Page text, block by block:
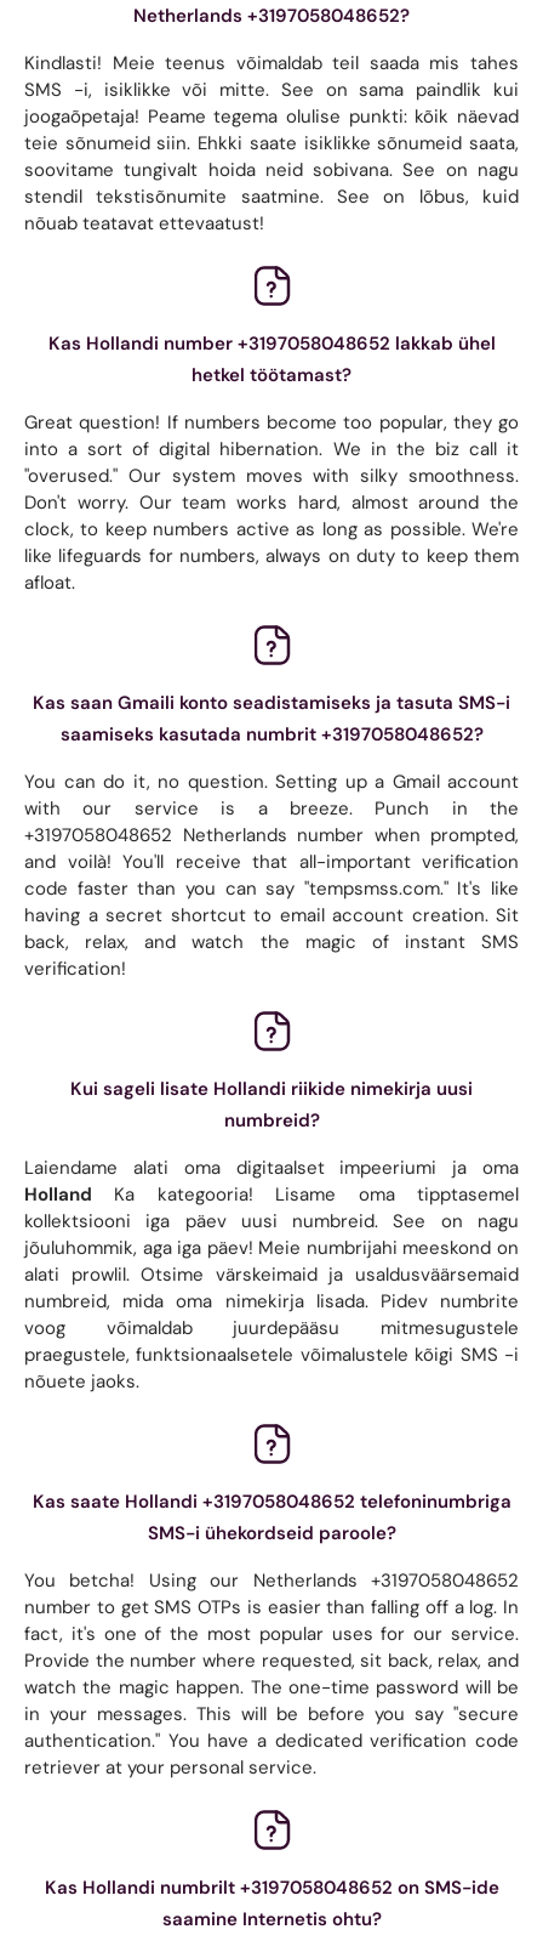
Netherlands +3197058048652?
Kindlasti! Meie teenus võimaldab teil saada mis tahes
SMS -i, isiklikke või mitte. See on sama paindlik kui
joogaõpetaja! Peame tegema olulise punkti: kõik näevad
teie sõnumeid siin. Ehkki saate isiklikke sõnumeid saata,
soovitame tungivalt hoida neid sobivana. See on nagu
stendil tekstisõnumite saatmine. See on lõbus, kuid
nõuab teatavat ettevaatust!
Kas Hollandi number +3197058048652 lakkab ühel
hetkel töötamast?
Great question! If numbers become too popular, they go
into a sort of digital hibernation. We in the biz call it
"overused." Our system moves with silky smoothness.
Don't worry. Our team works hard, almost around the
clock, to keep numbers active as long as possible. We're
like lifeguards for numbers, always on duty to keep them
afloat.
Kas saan Gmaili konto seadistamiseks ja tasuta SMS-i
saamiseks kasutada numbrit +3197058048652?
You can do it, no question. Setting up a Gmail account
with our service is a breeze. Punch in the
+3197058048652 Netherlands number when prompted,
and voilà! You'll receive that all-important verification
code faster than you can say "tempsmss.com." It's like
having a secret shortcut to email account creation. Sit
back, relax, and watch the magic of instant SMS
verification!
Kui sageli lisate Hollandi riikide nimekirja uusi
numbreid?
Laiendame alati oma digitaalset impeeriumi ja oma
Holland Ka kategooria! Lisame oma tipptasemel
kollektsiooni iga päev uusi numbreid. See on nagu
jõuluhommik, aga iga päev! Meie numbrijahi meeskond on
alati prowlil. Otsime värskeimaid ja usaldusväärsemaid
numbreid, mida oma nimekirja lisada. Pidev numbrite
voog võimaldab juurdepääsu mitmesugustele
praegustele, funktsionaalsetele võimalustele kõigi SMS -i
nõuete jaoks.
Kas saate Hollandi +3197058048652 telefoninumbriga
SMS-i ühekordseid paroole?
You betcha! Using our Netherlands +3197058048652
number to get SMS OTPs is easier than falling off a log. In
fact, it's one of the most popular uses for our service.
Provide the number where requested, sit back, relax, and
watch the magic happen. The one-time password will be
in your messages. This will be before you say "secure
authentication." You have a dedicated verification code
retriever at your personal service.
Kas Hollandi numbrilt +3197058048652 on SMS-ide
saamine Internetis ohtu?